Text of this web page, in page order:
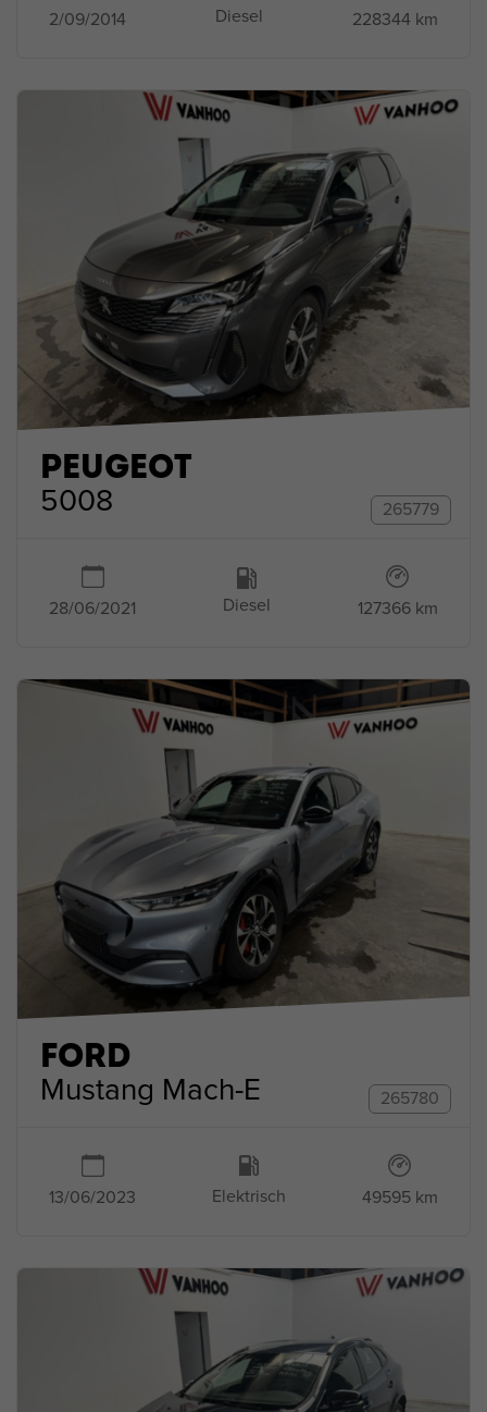
2/09/2014 Diesel 228344 km
PEUGEOT
5008 265779
28/06/2021 Diesel 127366 km
FORD
Mustang Mach-E 265780
13/06/2023 Elektrisch 49595 km